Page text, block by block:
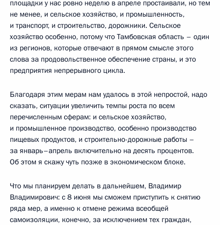
площадки у нас ровно неделю в апреле простаивали, но тем
не менее, и сельское хозяйство, и промышленность,
и транспорт, и строительство, дорожники. Сельское
хозяйство особенно, потому что Тамбовская область – один
из регионов, которые отвечают в прямом смысле этого
слова за продовольственное обеспечение страны, и это
предприятия непрерывного цикла.
Благодаря этим мерам нам удалось в этой непростой, надо
сказать, ситуации увеличить темпы роста по всем
перечисленным сферам: и сельское хозяйство,
и промышленное производство, особенно производство
пищевых продуктов, и строительно-дорожные работы –
за январь–апрель включительно на десять процентов.
Об этом я скажу чуть позже в экономическом блоке.
Что мы планируем делать в дальнейшем, Владимир
Владимирович: с 8 июня мы сможем приступить к снятию
ряда мер, а именно к отмене режима всеобщей
самоизоляции, конечно, за исключением тех граждан,